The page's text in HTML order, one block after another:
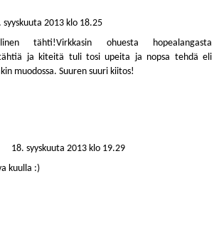
syyskuuta 2013 klo 18.25
tähti!Virkkasin ohuesta hopealangasta
tähtiä ja kiteitä tuli tosi upeita ja nopsa tehdä eli
muodossa. Suuren suuri kiitos!
18. syyskuuta 2013 klo 19.29
kuulla :)